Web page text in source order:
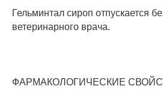
Гельминтал сироп отпускается
ветеринарного врача.
ФАРМАКОЛОГИЧЕСКИЕ